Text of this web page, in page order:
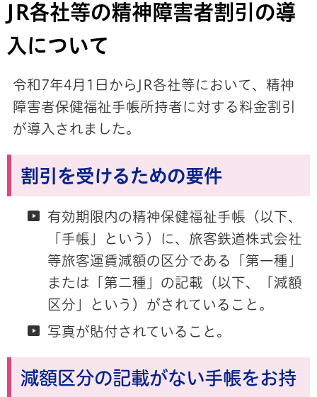
JR各社等の精神障害者割引の導
入について
令和7年4月1日からJR各社等において、精神
障害者保健福祉手帳所持者に対する料金割引
が導入されました。
割引を受けるための要件
有効期限内の精神保健福祉手帳（以下、
「手帳」という）に、旅客鉄道株式会社
等旅客運賃減額の区分である「第一種」
または「第二種」の記載（以下、「減額
区分」という）がされていること。
写真が貼付されていること。
減額区分の記載がない手帳をお持